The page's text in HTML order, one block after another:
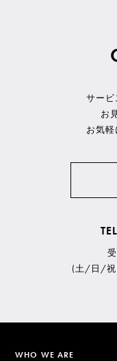
サー
お
お気軽
(土/日/祝
WHO WE ARE